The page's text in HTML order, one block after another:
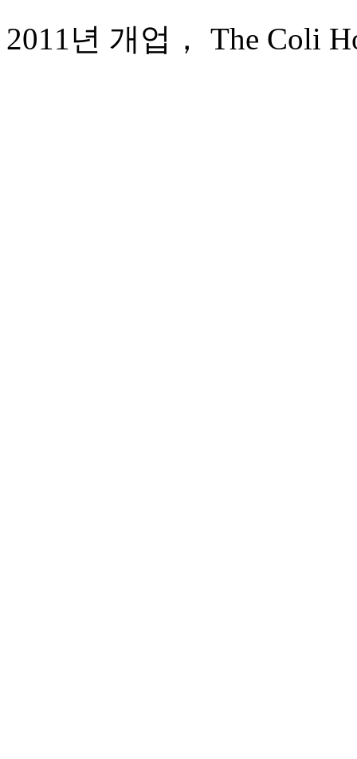
2011년 개업， The Coli